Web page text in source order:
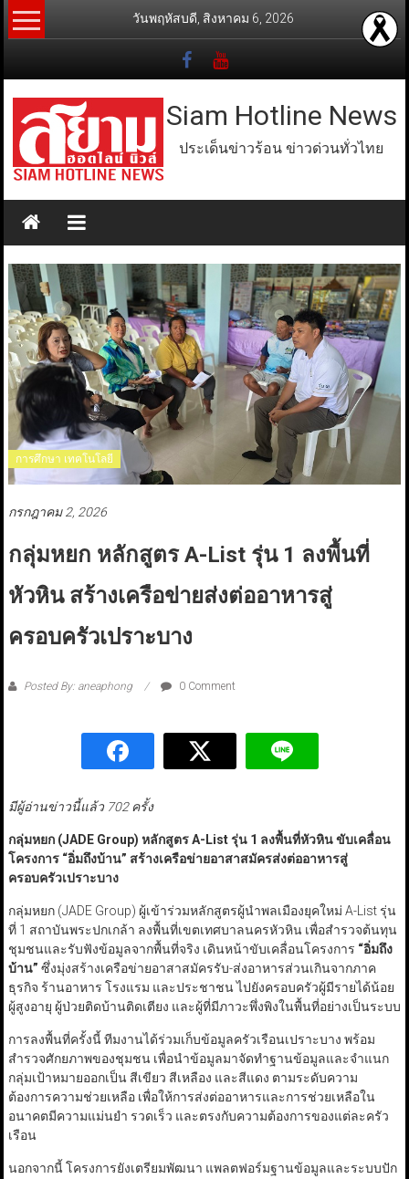
Skip
to
วันพฤหัสบดี, สิงหาคม 6, 2026
Siam Hotline News
ประเด็นข่าวร้อน ข่าวด่วนทั่วไทย
การศึกษา เทคโนโลยี
กรกฎาคม 2, 2026
กลุ่มหยก หลักสูตร A-List รุ่น 1 ลงพื้นที่
หัวหิน สร้างเครือข่ายส่งต่ออาหารสู่
ครอบครัวเปราะบาง
Posted By: aneaphong 0 Comment
มีผู้อ่านข่าวนี้แล้ว 702 ครั้ง
กลุ่มหยก (JADE Group) หลักสูตร A-Listรุ่น 1 ลงพื้นที่หัวหิน ขับเคลื่อน
โครงการ “อิ่มถึงบ้าน” สร้างเครือข่ายอาสาสมัครส่งต่ออาหารสู่
ครอบครัวเปราะบาง
กลุ่มหยก (JADE Group) ผู้เข้าร่วมหลักสูตรผู้นำพลเมืองยุคใหม่ A-List รุ่น
ที่ 1 สถาบันพระปกเกล้า ลงพื้นที่เขตเทศบาลนครหัวหิน เพื่อสำรวจต้นทุน
ชุมชนและรับฟังข้อมูลจากพื้นที่จริง เดินหน้าขับเคลื่อนโครงการ “อิ่มถึง
บ้าน” ซึ่งมุ่งสร้างเครือข่ายอาสาสมัครรับ-ส่งอาหารส่วนเกินจากภาค
ธุรกิจ ร้านอาหาร โรงแรม และประชาชน ไปยังครอบครัวผู้มีรายได้น้อย
ผู้สูงอายุ ผู้ป่วยติดบ้านติดเตียง และผู้ที่มีภาวะพึ่งพิงในพื้นที่อย่างเป็นระบบ
การลงพื้นที่ครั้งนี้ ทีมงานได้ร่วมเก็บข้อมูลครัวเรือนเปราะบาง พร้อม
สำรวจศักยภาพของชุมชน เพื่อนำข้อมูลมาจัดทำฐานข้อมูลและจำแนก
กลุ่มเป้าหมายออกเป็น สีเขียว สีเหลือง และสีแดง ตามระดับความ
ต้องการความช่วยเหลือ เพื่อให้การส่งต่ออาหารและการช่วยเหลือใน
อนาคตมีความแม่นยำ รวดเร็ว และตรงกับความต้องการของแต่ละครัว
เรือน
นอกจากนี้ โครงการยังเตรียมพัฒนา แพลตฟอร์มฐานข้อมูลและระบบปัก